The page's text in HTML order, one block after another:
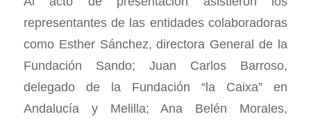
representantes de las entidades colaboradoras
como Esther Sánchez, directora General de la
Fundación Sando; Juan Carlos Barroso,
delegado de la Fundación “la Caixa” en
Andalucía y Melilla; Ana Belén Morales,